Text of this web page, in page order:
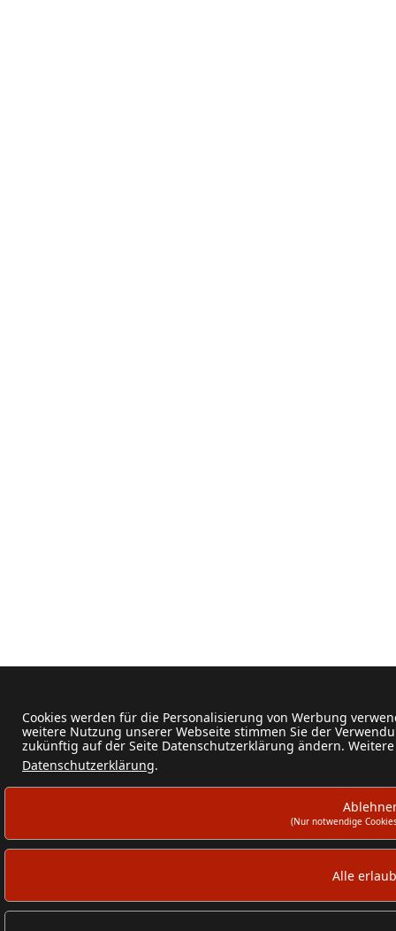
Cookies werden für die Personalisierung von Werbung
weitere Nutzung unserer Webseite stimmen Sie der
zukünftig auf der Seite Datenschutzerklärung ändern.
Datenschutzerklärung.
(Nur notwendige
Alle